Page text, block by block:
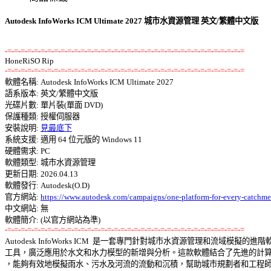
Autodesk InfoWorks ICM Ultimate 2027 城市水資源管理 英文/繁體中文版
-=-=-=-=-=-=-=-=-=-=-=-=-=-=-=-=-=-=-=-=-=-=-=-=-=-=-=-=-=-=-=-=-=-=-=-=
-=-=-=-=-=-=-=-=-=-=-=-=-=-=-=-=-=-=-=-=-=-=-=-=-=-=-=-=-=-=-=-=-=-=-=-=
軟體名稱: Autodesk InfoWorks ICM Ultimate 2027
語系版本: 英文/繁體中文版
光碟片數: 單片裝(單面 DVD)
保護種類: 授權伺服器
安裝說明: 見最底下
系統支援: 適用 64 位元版的 Windows 11
硬體需求: PC
軟體類型: 城市水資源管理
更新日期: 2026.04.13
軟體發行: Autodesk(O.D)
官方網站: https://www.autodesk.com/campaigns/one-platform-for-every-
中文網站: 無
-=-=-=-=-=-=-=-=-=-=-=-=-=-=-=-=-=-=-=-=-=-=-=-=-=-=-=-=-=-=-=-=-=-=-=-=
Autodesk InfoWorks ICM  是一套專門針對城市水資源管理和流域模擬的進階
工具，廣泛應用於水文和水力模型的新增與分析。這款軟體結合了先進的計
，能夠有效地模擬雨水、污水及河流的流動和沉積，幫助城市規劃者和工程